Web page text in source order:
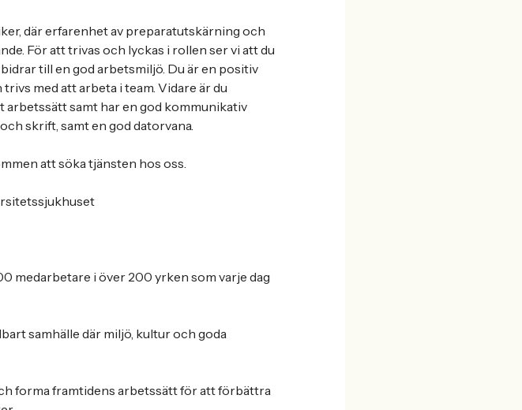
där erfarenhet av preparatutskärning och
För att trivas och lyckas i rollen ser vi att du
till en god arbetsmiljö. Du är en positiv
med att arbeta i team. Vidare är du
samt har en god kommunikativ
skrift, samt en god datorvana.
att söka tjänsten hos oss.
medarbetare i över 200 yrken som varje dag
samhälle där miljö, kultur och goda
forma framtidens arbetssätt för att förbättra